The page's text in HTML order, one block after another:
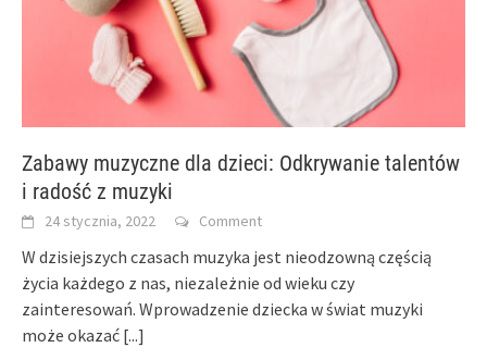
Zabawy muzyczne dla dzieci: Odkrywanie talentów
i radość z muzyki
24 stycznia, 2022 Comment
W dzisiejszych czasach muzyka jest nieodzowną częścią
życia każdego z nas, niezależnie od wieku czy
zainteresowań. Wprowadzenie dziecka w świat muzyki
może okazać [...]